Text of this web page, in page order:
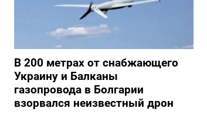
В 200 метрах от снабжающего
Украину и Балканы
газопровода в Болгарии
взорвался неизвестный дрон